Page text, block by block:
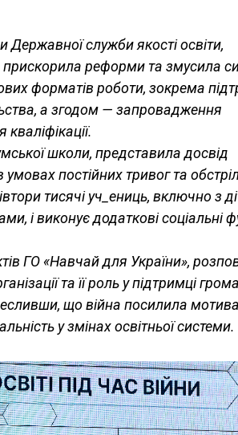
Державної служби якості освіти,
прискорила реформи та змусила
форматів роботи, зокрема
а згодом — запровадження
школи, представила досвід
постійних тривог та
тисячі уч_ениць, включно з
і виконує додаткові соціальні
ГО «Навчай для України»,
та її роль у підтримці
що війна посилила
у змінах освітньої системи.